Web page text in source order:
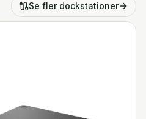
Se fler dockstationer